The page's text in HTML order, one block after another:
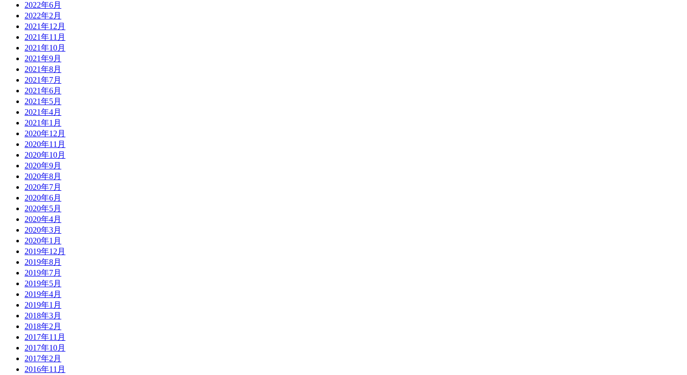
2022年6月
2022年2月
2021年12月
2021年11月
2021年10月
2021年9月
2021年8月
2021年7月
2021年6月
2021年5月
2021年4月
2021年1月
2020年12月
2020年11月
2020年10月
2020年9月
2020年8月
2020年7月
2020年6月
2020年5月
2020年4月
2020年3月
2020年1月
2019年12月
2019年8月
2019年7月
2019年5月
2019年4月
2019年1月
2018年3月
2018年2月
2017年11月
2017年10月
2017年2月
2016年11月